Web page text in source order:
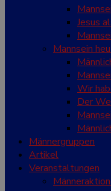
Jesus
Mannsein
Wir
Der
Männergruppen
Artikel
Veranstaltungen